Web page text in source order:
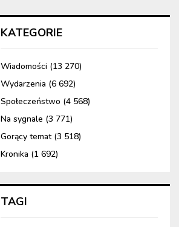
KATEGORIE
Wiadomości (13 270)
Wydarzenia (6 692)
Społeczeństwo (4 568)
Na sygnale (3 771)
Gorący temat(3 518)
Kronika (1 692)
TAGI